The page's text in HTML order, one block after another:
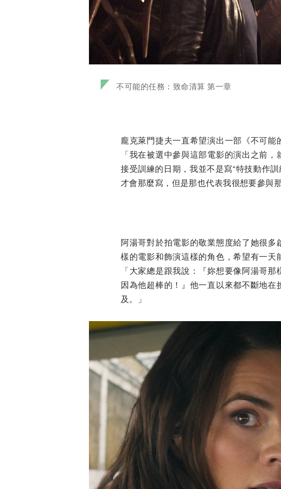
不可能的任務：致命清算 第一章
龐克萊門捷夫一直希望演出一部《不可
「我在被選中參與這部電影的演出之前
接受訓練的日期，我並不是寫“特技動作
才會那麼寫，但是那也代表我很想要參與
阿湯哥對於拍電影的敬業態度給了她很
樣的電影和飾演這樣的角色，希望有一
「大家總是跟我說：『妳想要像阿湯哥
因為他超棒的！』他一直以來都不斷地
及。」